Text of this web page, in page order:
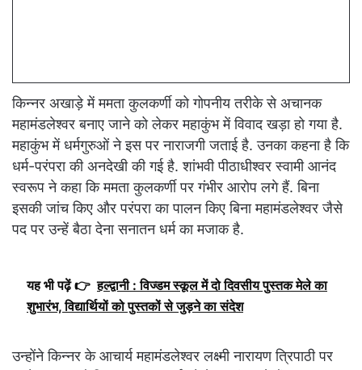
किन्नर अखाड़े में ममता कुलकर्णी को गोपनीय तरीके से अचानक
महामंडलेश्वर बनाए जाने को लेकर महाकुंभ में विवाद खड़ा हो गया है.
महाकुंभ में धर्मगुरुओं ने इस पर नाराजगी जताई है. उनका कहना है कि
धर्म-परंपरा की अनदेखी की गई है. शांभवी पीठाधीश्वर स्वामी आनंद
स्वरूप ने कहा कि ममता कुलकर्णी पर गंभीर आरोप लगे हैं. बिना
इसकी जांच किए और परंपरा का पालन किए बिना महामंडलेश्वर जैसे
पद पर उन्हें बैठा देना सनातन धर्म का मजाक है.
यह भी पढ़ें 👉 हल्द्वानी : विज्डम स्कूल में दो दिवसीय पुस्तक मेले का
शुभारंभ, विद्यार्थियों को पुस्तकों से जुड़ने का संदेश
उन्होंने किन्नर के आचार्य महामंडलेश्वर लक्ष्मी नारायण त्रिपाठी पर